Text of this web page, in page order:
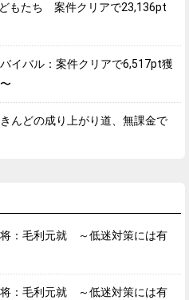
どもたち 案件クリアで23,136pt
イバル：案件クリアで6,517pt獲
んどの成り上がり道、無課金で
：毛利元就 ～低迷対策には有
：毛利元就 ～低迷対策には有